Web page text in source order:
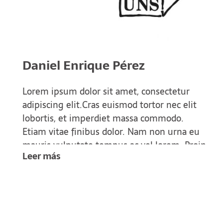
información básica hidrometeorológica en
Daniel Enrique Pérez
Lorem ipsum dolor sit amet, consectetur
adipiscing elit.Cras euismod tortor nec elit
lobortis, et imperdiet massa commodo.
Etiam vitae finibus dolor. Nam non urna eu
mauris vulputate tempus ac vel lorem. Proin
eu ornare turpis. Aenean id facilisis libero, et
Leer más